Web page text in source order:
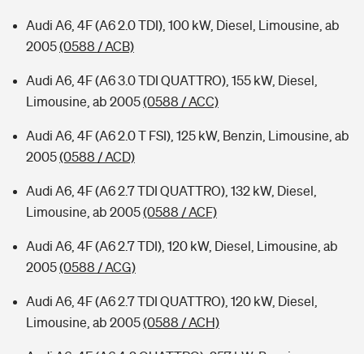
Audi A6, 4F (A6 2.0 TDI), 100 kW, Diesel, Limousine, ab
2005(0588 / ACB)
Audi A6, 4F (A6 3.0 TDI QUATTRO), 155 kW, Diesel,
Limousine, ab 2005(0588 / ACC)
Audi A6, 4F (A6 2.0 T FSI), 125 kW, Benzin, Limousine, ab
2005(0588 / ACD)
Audi A6, 4F (A6 2.7 TDI QUATTRO), 132 kW, Diesel,
Limousine, ab 2005(0588 / ACF)
Audi A6, 4F (A6 2.7 TDI), 120 kW, Diesel, Limousine, ab
2005(0588 / ACG)
Audi A6, 4F (A6 2.7 TDI QUATTRO), 120 kW, Diesel,
Limousine, ab 2005(0588 / ACH)